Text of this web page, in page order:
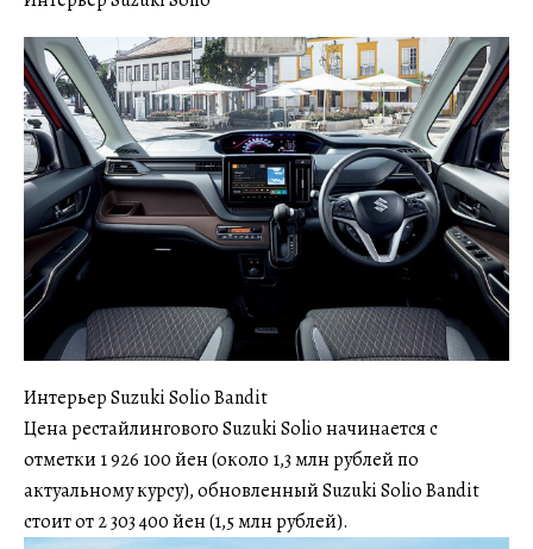
Интерьер Suzuki Solio Bandit
Цена рестайлингового Suzuki Solio начинается с
отметки 1 926 100 йен (около 1,3 млн рублей по
актуальному курсу), обновленный Suzuki Solio Bandit
стоит от 2 303 400 йен (1,5 млн рублей).